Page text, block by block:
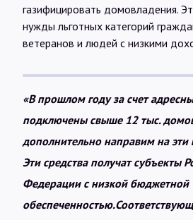
Карты
О нас
газифицировать домовладения.
нужды льготных категорий
ветеранов и людей с низкими
«В прошлом году за счет
подключены свыше 12 тыс.
дополнительно направим на
Эти средства получат субъекты
Федерации с низкой бюджетной